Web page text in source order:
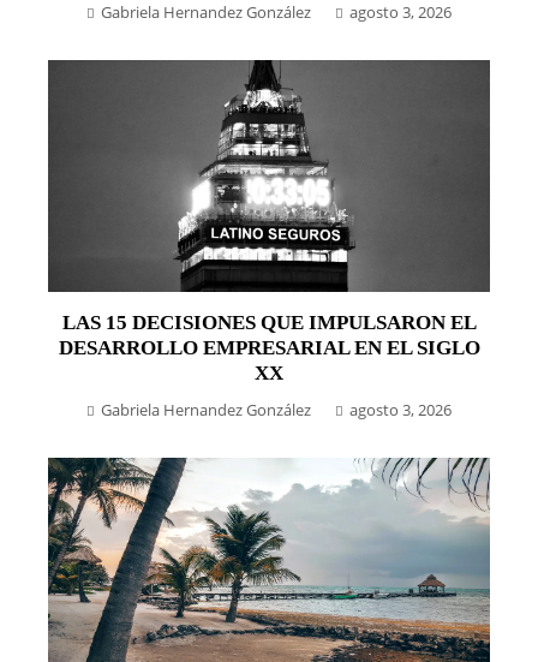
Gabriela Hernandez González agosto 3, 2026
LAS 15 DECISIONES QUE IMPULSARON EL
DESARROLLO EMPRESARIAL EN EL SIGLO
XX
Gabriela Hernandez González agosto 3, 2026